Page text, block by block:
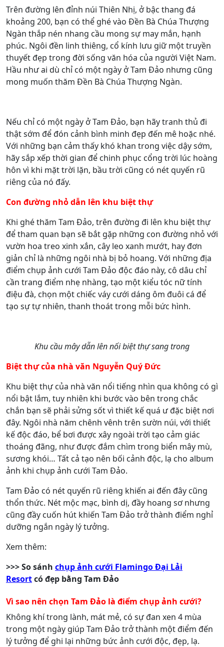
Trên đường lên đỉnh núi Thiên Nhị, ở bậc thang đá
khoảng 200, bạn có thể ghé vào Đền Bà Chúa Thượng
Ngàn thắp nén nhang cầu mong sự may mắn, hạnh
phúc. Ngôi đền linh thiêng, cổ kính lưu giữ một truyền
thuyết đẹp trong đời sống văn hóa của người Việt Nam.
Hầu như ai dù chỉ có một ngày ở Tam Đảo nhưng cũng
mong muốn thăm Đền Bà Chúa Thượng Ngàn.
Nếu chỉ có một ngày ở Tam Đảo, bạn hãy tranh thủ đi
thật sớm để đón cảnh bình minh đẹp đến mê hoặc nhé.
Với những bạn cảm thấy khó khan trong việc dậy sớm,
hãy sắp xếp thời gian để chinh phục cổng trời lúc hoàng
hôn vì khi mặt trời lặn, bầu trời cũng có nét quyến rũ
riêng của nó đấy.
Con đường nhỏ dẫn lên khu biệt thự
Khi ghé thăm Tam Đảo, trên đường đi lên khu biệt thự
để tham quan bạn sẽ bắt gặp những con đường nhỏ với
vườn hoa treo xinh xắn, cây leo xanh mướt, hay đơn
giản chỉ là những ngôi nhà bị bỏ hoang. Với những địa
điểm chụp ảnh cưới Tam Đảo độc đáo này, cô dâu chỉ
cần trang điểm nhẹ nhàng, tạo một kiểu tóc nữ tính
điệu đà, chọn một chiếc váy cưới dáng ôm đuôi cá để
tạo sự tự nhiên, thanh thoát trong mỗi bức hình.
Khu cầu mây dẫn lên nối biệt thự sang trong
Biệt thự của nhà văn Nguyễn Quý Đức
Khu biệt thự của nhà văn nổi tiếng nhìn qua không có gì
nổi bật lắm, tuy nhiên khi bước vào bên trong chắc
chắn bạn sẽ phải sửng sốt vì thiết kế quá ư đặc biệt nơi
đây. Ngôi nhà năm chênh vênh trên sườn núi, với thiết
kế độc đáo, bể bơi được xây ngoài trời tạo cảm giác
thoáng đãng, như được đắm chìm trong biển mây mù,
sương khói… Tất cả tạo nên bối cảnh độc, lạ cho album
ảnh khi chụp ảnh cưới Tam Đảo.
Tam Đảo có nét quyến rũ riêng khiến ai đến đây cũng
thổn thức. Nét mộc mạc, bình dị, đầy hoang sơ nhưng
cũng đầy cuốn hút khiến Tam Đảo trở thành điểm nghỉ
dưỡng ngắn ngày lý tưởng.
Xem thêm:
>>> So sánh chụp ảnh cưới Flamingo Đại Lải
Resortcó đẹp bằng Tam Đảo
Vì sao nên chọn Tam Đảo là điểm chụp ảnh cưới?
Không khí trong lành, mát mẻ, có sự đan xen 4 mùa
trong một ngày giúp Tam Đảo trở thành một điểm đến
lý tưởng để ghi lại những bức ảnh cưới độc, đẹp, lạ.